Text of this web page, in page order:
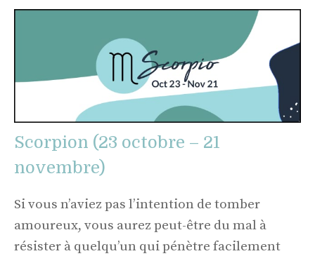
Scorpion (23 octobre – 21
novembre)
Si vous n’aviez pas l’intention de tomber
amoureux, vous aurez peut-être du mal à
résister à quelqu’un qui pénètre facilement